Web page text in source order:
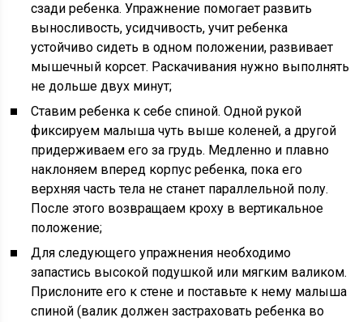
сзади ребенка. Упражнение помогает развить
выносливость, усидчивость, учит ребенка
устойчиво сидеть в одном положении, развивает
мышечный корсет. Раскачивания нужно выполнять
не дольше двух минут;
Ставим ребенка к себе спиной. Одной рукой
фиксируем малыша чуть выше коленей, а другой
придерживаем его за грудь. Медленно и плавно
наклоняем вперед корпус ребенка, пока его
верхняя часть тела не станет параллельной полу.
После этого возвращаем кроху в вертикальное
положение;
Для следующего упражнения необходимо
запастись высокой подушкой или мягким валиком.
Прислоните его к стене и поставьте к нему малыша
спиной (валик должен застраховать ребенка во